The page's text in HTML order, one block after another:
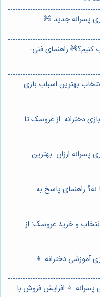
پسرانه جدید 🧸
راهنمای فنی-
بهترین اسباب بازی
دخترانه: از عروسک تا
پسرانه ارزان: بهترین
نه؟ راهنمای پاسخ به
و خرید عروسک: از
آموزشی دخترانه 👧
⭐️ افزایش فروش با